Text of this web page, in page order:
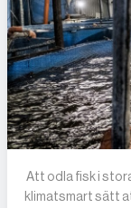
Att odla fisk i
klimatsmart sätt